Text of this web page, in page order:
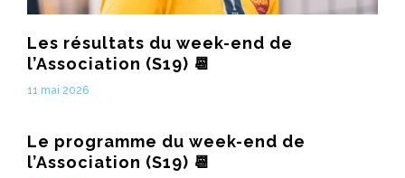
Les résultats du week-end de
l’Association (S19) 📆
11 mai 2026
Le programme du week-end de
l’Association (S19) 📆